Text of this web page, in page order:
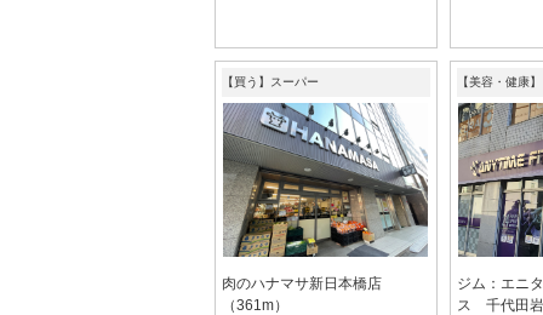
【買う】スーパー
肉のハナマサ新日本橋店
（361m）
【美容・健康
ジム：エニ
ス 千代田